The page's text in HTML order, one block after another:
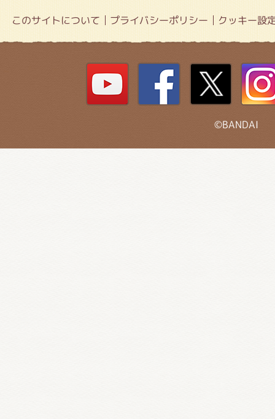
このサイトについて プライバシーポリシー クッキー設
©BANDAI